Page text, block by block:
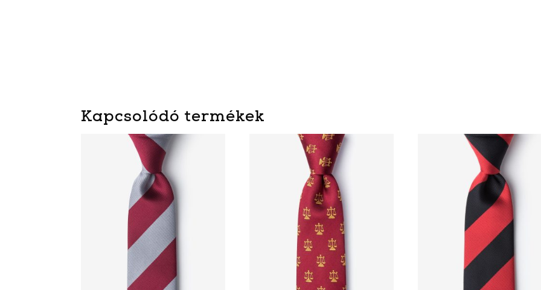
Kapcsolódó termékek